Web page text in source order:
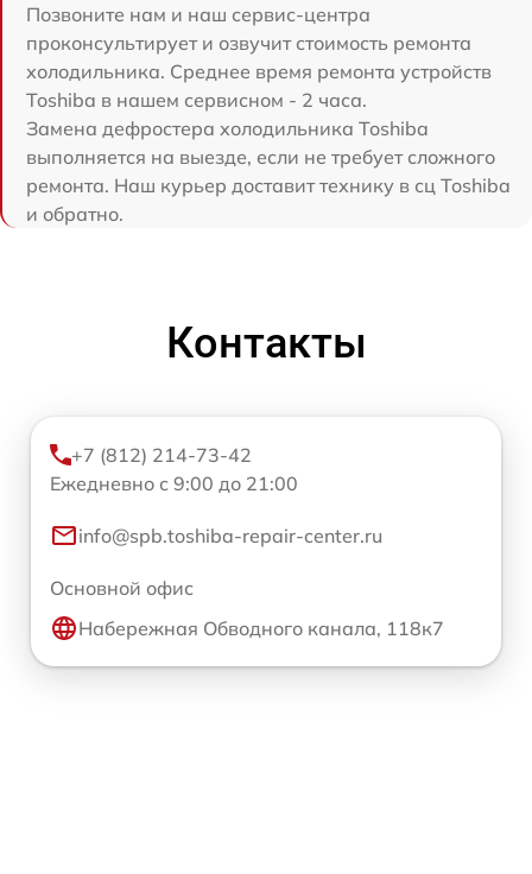
Позвоните нам и наш сервис-центра
проконсультирует и озвучит стоимость ремонта
холодильника. Среднее время ремонта устройств
Toshiba в нашем сервисном - 2 часа.
Замена дефростера холодильника Toshiba
выполняется на выезде, если не требует сложного
ремонта. Наш курьер доставит технику в сц Toshiba
и обратно.
Контакты
+7 (812) 214-73-42
Ежедневно с 9:00 до 21:00
info@spb.toshiba-repair-center.ru
Основной офис
Набережная Обводного канала, 118к7